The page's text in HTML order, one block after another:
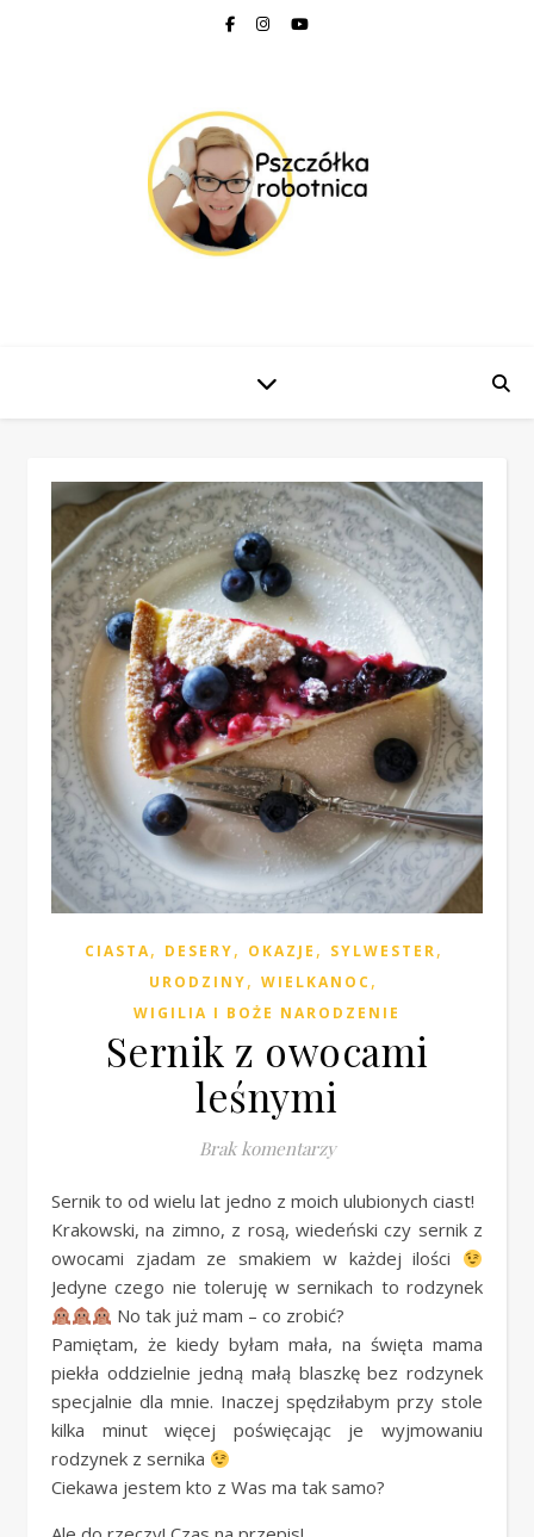
CIASTA, DESERY, OKAZJE , SYLWESTER,
URODZINY, WIELKANOC,
WIGILIA I BOŻE NARODZENIE
Sernik z owocami
leśnymi
Brak komentarzy
Sernik to od wielu lat jedno z moich ulubionych ciast!
Krakowski, na zimno, z rosą, wiedeński czy sernik z
owocami zjadam ze smakiem w każdej ilości
Jedyne czego nie toleruję w sernikach to rodzynek
No tak już mam – co zrobić?
Pamiętam, że kiedy byłam mała, na święta mama
piekła oddzielnie jedną małą blaszkę bez rodzynek
specjalnie dla mnie. Inaczej spędziłabym przy stole
kilka minut więcej poświęcając je wyjmowaniu
rodzynek z sernika
Ciekawa jestem kto z Was ma tak samo?